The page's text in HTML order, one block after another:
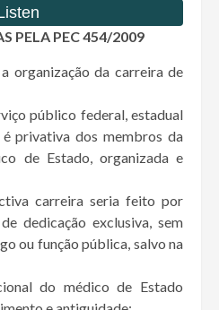
PELA PEC 454/2009
organização da carreira de
público federal, estadual
privativa dos membros da
de Estado, organizada e
carreira seria feito por
dedicação exclusiva, sem
ou função pública, salvo na
do médico de Estado